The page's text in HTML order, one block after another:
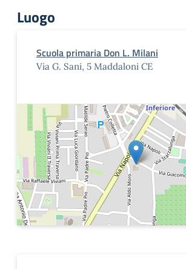
Luogo
Scuola primaria Don L. Milani
Via G. Sani, 5 Maddaloni CE